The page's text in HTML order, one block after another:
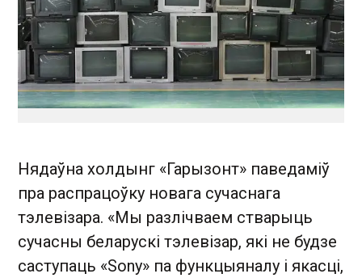
Нядаўна холдынг «Гарызонт» паведаміў
пра распрацоўку новага сучаснага
тэлевізара. «Мы разлічваем стварыць
сучасны беларускі тэлевізар, які не будзе
саступаць «Sony» па функцыяналу і якасці,